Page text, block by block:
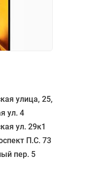
улица, 25,
ул. 4
ул. 29к1
П.С. 73